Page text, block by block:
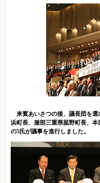
来賓あいさつの後、議長団を
浜町長、服部三重県菰野町長、
の5氏が議事を進行しました。